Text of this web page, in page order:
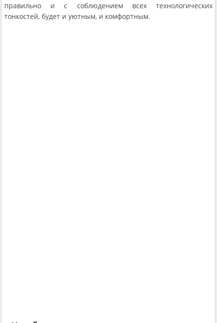
правильно и с соблюдением всех технологических
тонкостей, будет и уютным, и комфортным.